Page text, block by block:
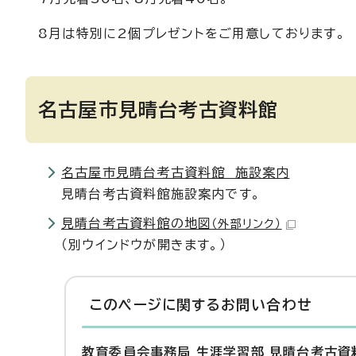
8月は特別に2個プレゼントをご用意しております。
名古屋市見晴台考古資料館
名古屋市見晴台考古資料館 施設案内
見晴台考古資料館施設案内です。
見晴台考古資料館の地図 （外部リンク）
（別ウインドウが開きます。）
このページに関する お問い合わせ
教育委員会事務局 生涯学習部 見晴台考古資